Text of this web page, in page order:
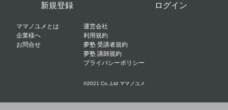
新規登録 ログイン
ママノユメとは
企業様へ
お問合せ
運営会社
利用規約
夢塾 受講者規約
夢塾 講師規約
プライバシーポリシー
©2021 Co.,Ltd ママノユメ